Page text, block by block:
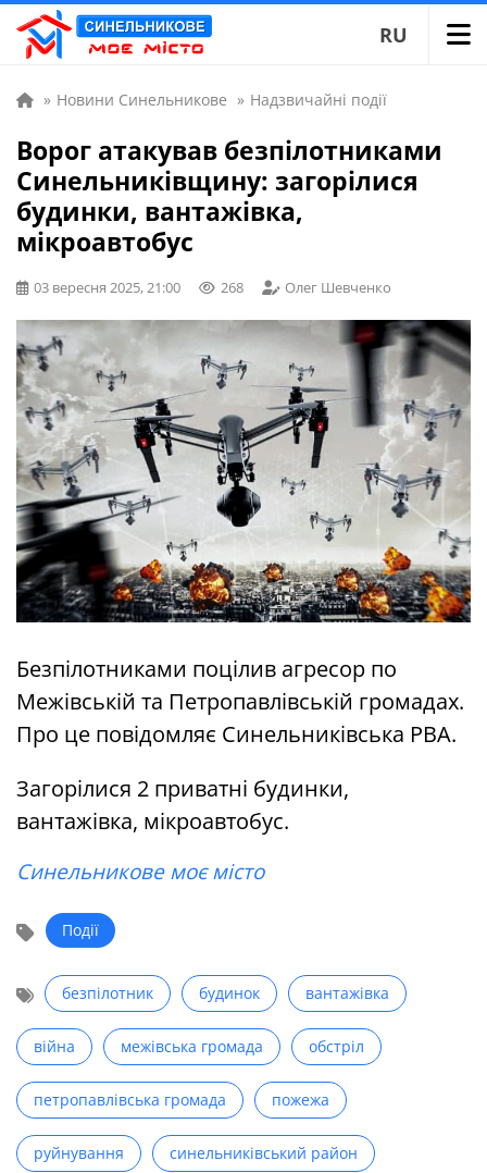
RU
» Новини Синельникове » Надзвичайні події
Ворог атакував безпілотниками
Синельниківщину: загорілися
будинки, вантажівка,
мікроавтобус
03 вересня 2025, 21:00 268 Олег Шевченко
Безпілотниками поцілив агресор по
Межівській та Петропавлівській громадах.
Про це повідомляє Синельниківська РВА.
Загорілися 2 приватні будинки,
вантажівка, мікроавтобус.
Синельникове моє місто
Події
безпілотник будинок вантажівка
війна межівська громада обстріл
петропавлівська громада пожежа
руйнування синельниківський район